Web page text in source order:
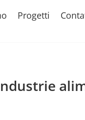
Progetti